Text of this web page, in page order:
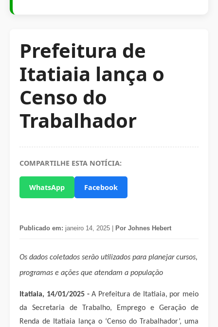
Prefeitura de
Itatiaia lança o
Censo do
Trabalhador
COMPARTILHE ESTA NOTÍCIA:
WhatsApp Facebook
Publicado em: janeiro 14, 2025 | Por Johnes Hebert
Os dados coletados serão utilizados para planejar cursos,
programas e ações que atendam a população
Itatiaia, 14/01/2025 -A Prefeitura de Itatiaia, por meio
da Secretaria de Trabalho, Emprego e Geração de
Renda de Itatiaia lança o ‘Censo do Trabalhador’, uma